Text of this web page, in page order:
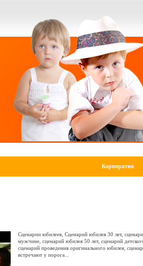
Корпоратив
Сценарии юбилеев, Сценарий юбилея 30 лет,
мужчине, сценарий юбилея 50 лет, сценарий
сценарий проведения оригинального юбилея,
встречают у порога...